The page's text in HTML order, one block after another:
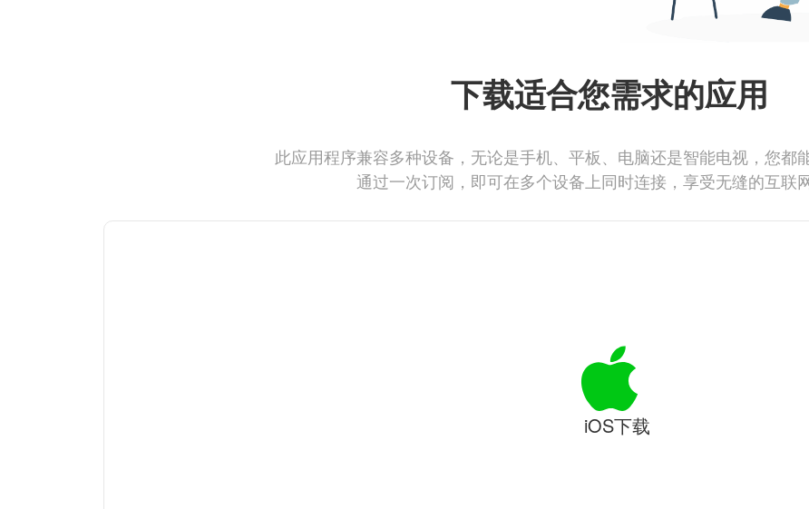
下载适合您需求的应用
此应用程序兼容多种设备，无论是手机、平板、电脑还是智能电视，您都
通过一次订阅，即可在多个设备上同时连接，享受无缝的互联网
iOS下载